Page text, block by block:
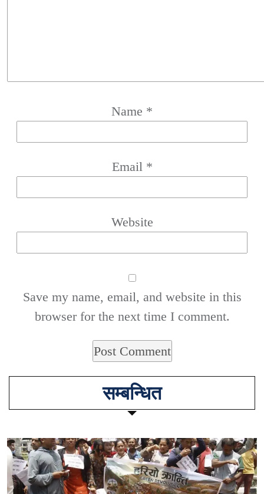
Name *
Email *
Website
Save my name, email, and website in this
browser for the next time I comment.
सम्बन्धित